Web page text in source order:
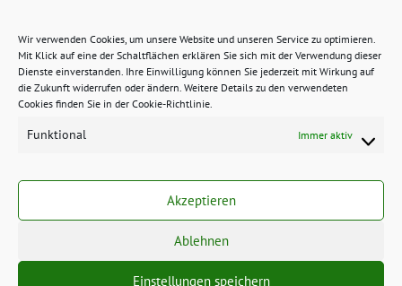
Wir verwenden Cookies, um unsere Website und unseren Service zu optimieren.
Mit Klick auf eine der Schaltflächen erklären Sie sich mit der Verwendung dieser
Dienste einverstanden. Ihre Einwilligung können Sie jederzeit mit Wirkung auf
die Zukunft widerrufen oder ändern. Weitere Details zu den verwendeten
Cookies finden Sie in der Cookie-Richtlinie.
Funktional Immer aktiv
Akzeptieren
Ablehnen
Einstellungen speichern
freie grüne Themesunflower‐ ein